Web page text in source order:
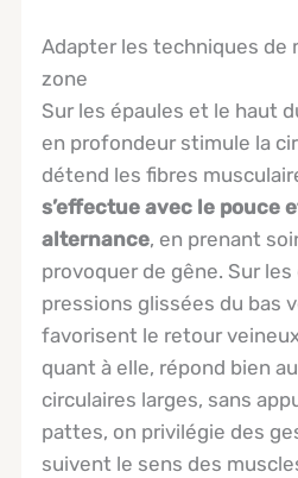
Adapter les techniques de
zone
Sur les épaules et le haut
en profondeur stimule la
détend les fibres
s’effectue avec le pouce
alternance, en prenant
provoquer de gêne. Sur
pressions glissées du bas
favorisent le retour
quant à elle, répond bien
circulaires larges, sans
pattes, on privilégie des
suivent le sens des